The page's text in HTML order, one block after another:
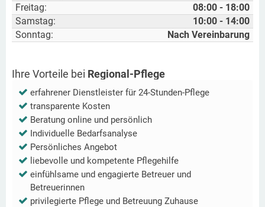
Freitag:
08:00 - 18:00
Samstag:
10:00 - 14:00
Sonntag:
Nach Vereinbarung
Ihre Vorteile bei Regional-Pflege
erfahrener Dienstleister für 24-Stunden-Pflege
transparente Kosten
Beratung online und persönlich
Individuelle Bedarfsanalyse
Persönliches Angebot
liebevolle und kompetente Pflegehilfe
einfühlsame und engagierte Betreuer und
Betreuerinnen
privilegierte Pflege und Betreuung Zuhause